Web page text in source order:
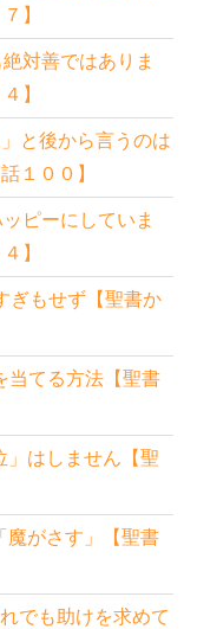
】
対善ではありま
】
と後から言うのは
１００】
ピーにしていま
】
ぎもせず【聖書か
当てる方法【聖書
」はしません【聖
魔がさす」【聖書
でも助けを求めて